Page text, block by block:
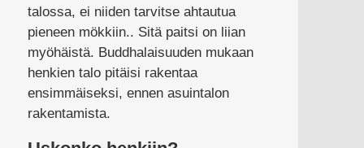
talossa, ei niiden tarvitse ahtautua
pieneen mökkiin.. Sitä paitsi on liian
myöhäistä. Buddhalaisuuden mukaan
henkien talo pitäisi rakentaa
ensimmäiseksi, ennen asuintalon
rakentamista.